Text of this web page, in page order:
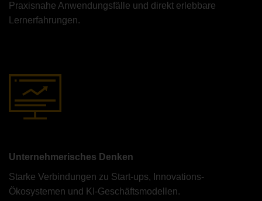
Praxisnahe Anwendungsfälle und direkt erlebbare
Lernerfahrungen.
Unternehmerisches Denken
Starke Verbindungen zu Start-ups, Innovations-
Ökosystemen und KI-Geschäftsmodellen.